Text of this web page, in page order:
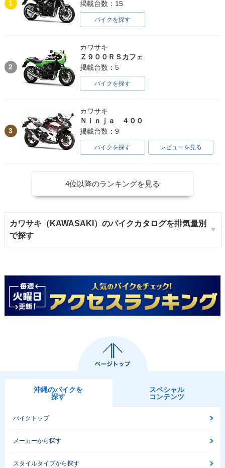
1
掲載台数：15
バイクを探す
2
カワサキ
Ｚ９００ＲＳカフェ
掲載台数：5
バイクを探す
3
カワサキ
Ｎｉｎｊａ ４００
掲載台数：9
バイクを探す レビューを見る
4位以降のランキングを見る
カワサキ（KAWASAKI）のバイクカタログを排気量別
で探す
沖縄のバイクを
探す
スペシャル
コンテンツ
バイクトップ
メーカーから探す
スタイルタイプから探す